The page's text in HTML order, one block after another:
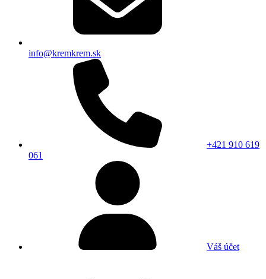
info@kremkrem.sk
+421 910 619
061
Váš účet